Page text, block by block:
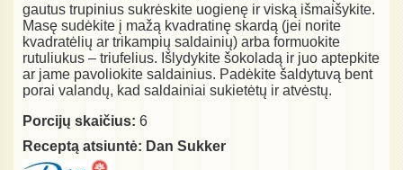
gautus trupinius sukrėskite uogienę ir viską išmaišykite.
Masę sudėkite į mažą kvadratinę skardą (jei norite
kvadratėlių ar trikampių saldainių) arba formuokite
rutuliukus – triufelius. Išlydykite šokoladą ir juo aptepkite
ar jame pavoliokite saldainius. Padėkite šaldytuvą bent
porai valandų, kad saldainiai sukietėtų ir atvėstų.
Porcijų skaičius: 6
Receptą atsiuntė: Dan Sukker